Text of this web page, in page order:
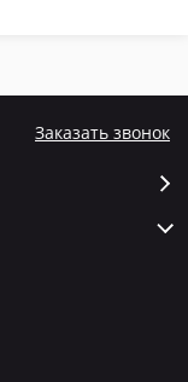
Заказать звонок